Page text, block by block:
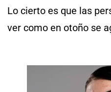
Lo cierto es que las
ver como en otoño se